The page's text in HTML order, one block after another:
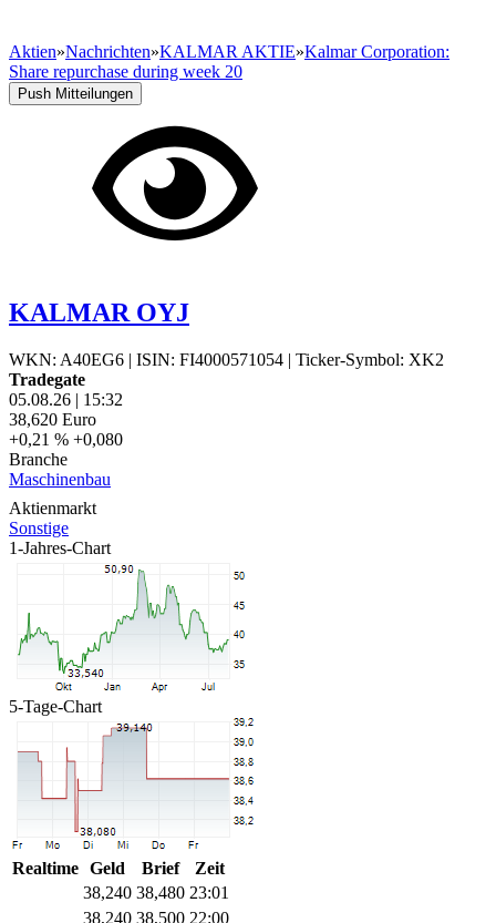
Aktien»Nachrichten»KALMAR AKTIE»Kalmar Corporation:
Share repurchase during week 20
Push Mitteilungen
KALMAR OYJ
WKN: A40EG6 | ISIN: FI4000571054 | Ticker-Symbol: XK2
Tradegate
05.08.26 | 15:32
38,620 Euro
+0,21 % +0,080
Branche
Maschinenbau
Aktienmarkt
Sonstige
1-Jahres-Chart
5-Tage-Chart
Realtime Geld Brief
Zeit
38,240 38,480 23:01
38,240 38,500 22:00